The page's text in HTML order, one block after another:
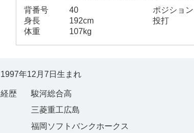
背番号
40 ポジション
身長
192cm 投打
体重
107kg
1997年12月7日生まれ
経歴
駿河総合高
三菱重工広島
福岡ソフトバンクホークス